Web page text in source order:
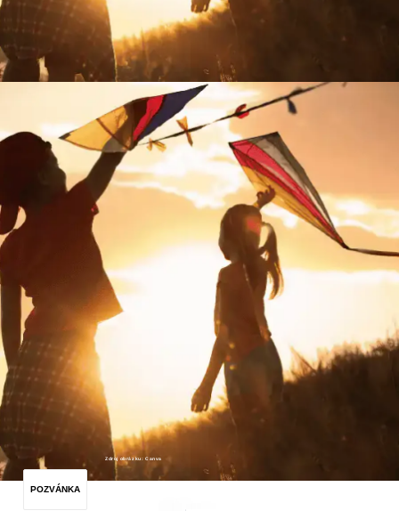
POZVÁNKA: ŠARKANIÁDA
Zdroj obrázku: Canva
POZVÁNKA